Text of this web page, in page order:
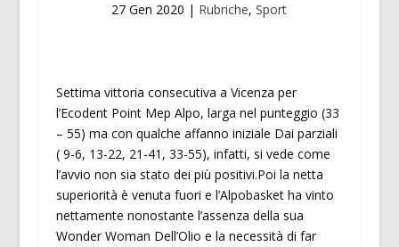
27 Gen 2020 | Rubriche,Sport
Settima vittoria consecutiva a Vicenza per
l’Ecodent Point Mep Alpo, larga nel punteggio (33
– 55) ma con qualche affanno iniziale Dai parziali
( 9-6, 13-22, 21-41, 33-55), infatti, si vede come
l’avvio non sia stato dei più positivi.Poi la netta
superiorità è venuta fuori e l’Alpobasket ha vinto
nettamente nonostante l’assenza della sua
Wonder Woman Dell’Olio e la necessità di far